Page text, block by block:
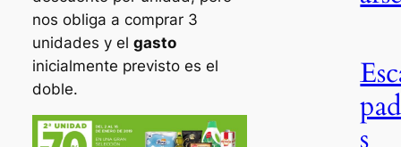
nos obliga a comprar 3
unidades y el gasto
inicialmente previsto es el
doble.
s